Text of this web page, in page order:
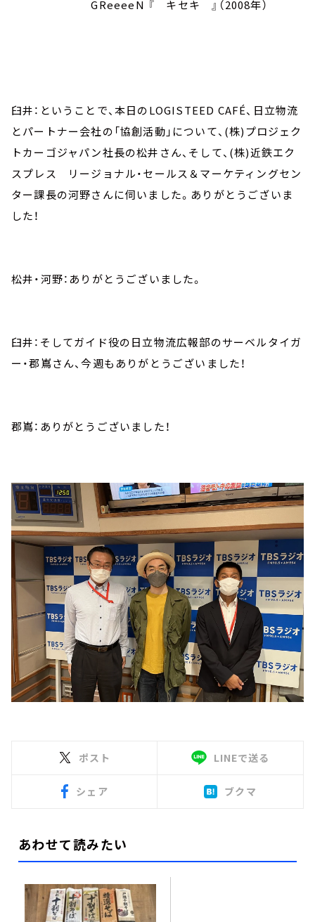
GReeeeN 『 キセキ 』（2008年）
臼井：ということで、本日のLOGISTEED CAFÉ、日立物流
とパートナー会社の「協創活動」について、(株)プロジェク
トカーゴジャパン社長の松井さん、そして、(株)近鉄エク
スプレス リージョナル・セールス＆マーケティングセン
ター課長の河野さんに伺いました。ありがとうございま
した！
松井・河野：ありがとうございました。
臼井：そしてガイド役の日立物流広報部のサーベルタイガ
ー・郡嶌さん、今週もありがとうございました！
郡嶌：ありがとうございました！
ポスト LINEで送る
シェア ブクマ
あわせて読みたい